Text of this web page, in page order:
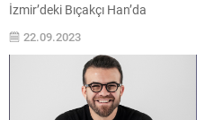
İzmir’deki Bıçakçı Han’da
düzenlenen “Arch. for M.E.”
etkinliği, mimarlık ve ekoloji
arasındaki ilişkiyi ele alan iki
günlük bir programla gerçekleşti.
Etkinlik, Akdeniz’e komşu ülkelerin
22.09.2023